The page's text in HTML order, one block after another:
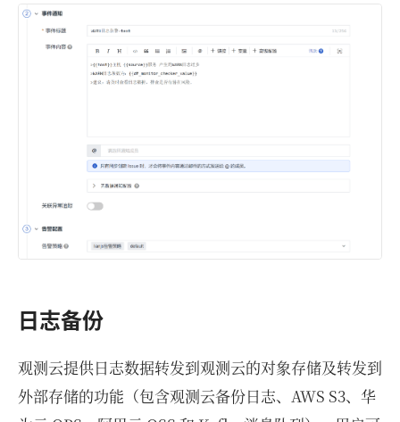
日志备份
观测云提供日志数据转发到观测云的对象存储及转发到
外部存储的功能（包含观测云备份日志、AWS S3、华